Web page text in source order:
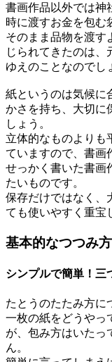
書画作品以外では神
時に渡すお金を包む
そのまま品物を渡す
じられてきたのは、
ゆえのことなのでし
紙というのは気候に
かさを持ち、大切に
しょう。
立体的なものよりも
ていますので、書画
せっかく書いた書画
たいものです。
保存だけではなく、
ても使いやすく重宝
基本的なつつみ方
シンプルで簡単！三
たとうのたたみ方に
一枚の紙をどうやっ
が、包み方はいたっ
ん。